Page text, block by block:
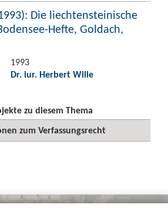
Die liechtensteinische
Hefte, Goldach,
1993
Dr. iur. Herbert Wille
zu diesem Thema
zum Verfassungsrecht